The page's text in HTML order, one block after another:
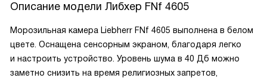
Описание модели Либхер FNf 4605
Морозильная камера Liebherr FNf 4605 выполнена в белом
цвете. Оснащена сенсорным экраном, благодаря легко
и настроить устройство. Уровень шума в 40 Дб можно
заметно снизить на время религиозных запретов,